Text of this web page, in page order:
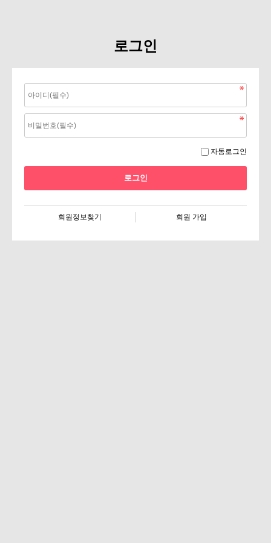
로그인
자동로그인
회원정보찾기 회원 가입